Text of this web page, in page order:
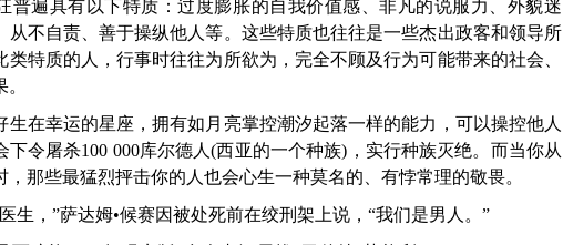
遍具有以下特质：过度膨胀的自我价值感、非凡的说服力、外貌迷
从不自责、善于操纵他人等。这些特质也往往是一些杰出政客和领导所
类特质的人，行事时往往为所欲为，完全不顾及行为可能带来的社会、
幸运的星座，拥有如月亮掌控潮汐起落一样的能力，可以操控他人
下令屠杀100 000库尔德人(西亚的一个种族)，实行种族灭绝。而当你从
，那些最猛烈抨击你的人也会心生一种莫名的、有悖常理的敬畏。
，”萨达姆•候赛因被处死前在绞刑架上说，“我们是男人。”